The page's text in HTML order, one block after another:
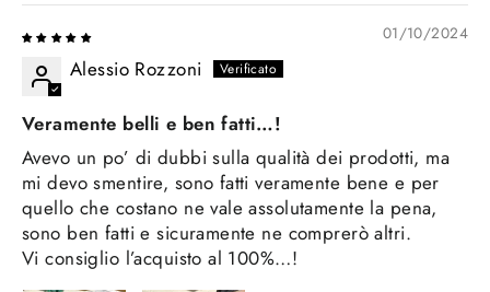
01/10/2024
Alessio Rozzoni
Veramente belli e ben fatti…!
Avevo un po’ di dubbi sulla qualità dei prodotti, ma
mi devo smentire, sono fatti veramente bene e per
quello che costano ne vale assolutamente la pena,
sono ben fatti e sicuramente ne comprerò altri.
Vi consiglio l’acquisto al 100%…!